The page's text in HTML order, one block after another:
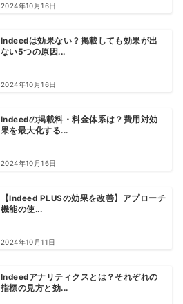
2024年10月16日
Indeedは効果ない？掲載しても効果が出
ない5つの原因...
2024年10月16日
Indeedの掲載料・料金体系は？費用対効
果を最大化する...
2024年10月16日
【Indeed PLUSの効果を改善】アプローチ
機能の使...
2024年10月11日
Indeedアナリティクスとは？それぞれの
指標の見方と効...